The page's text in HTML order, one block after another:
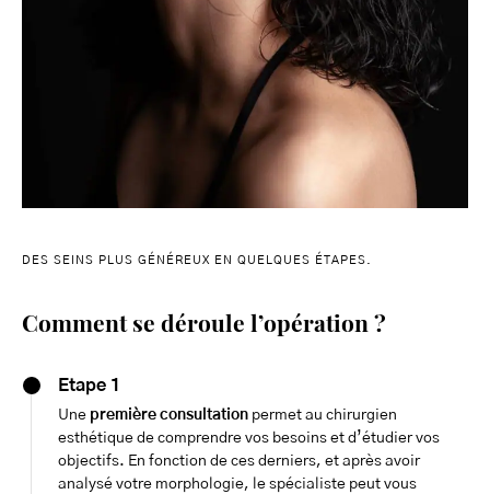
DES SEINS PLUS GÉNÉREUX EN QUELQUES ÉTAPES.
Comment se déroule l’opération ?
Etape 1
Une première consultation permet au chirurgien
esthétique de comprendre vos besoins et d’étudier vos
objectifs. En fonction de ces derniers, et après avoir
analysé votre morphologie, le spécialiste peut vous